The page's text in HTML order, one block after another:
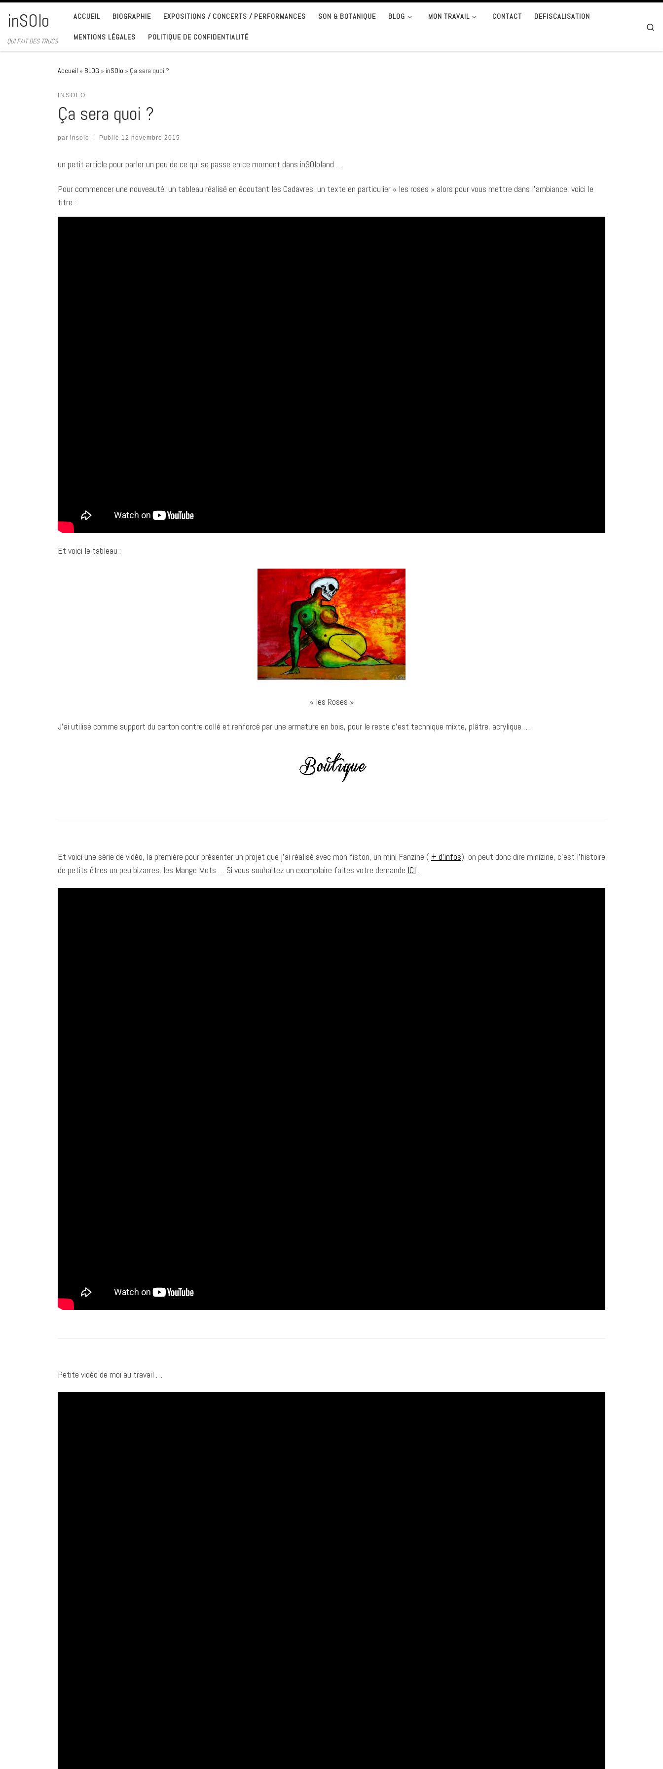
Passer au contenu
inSOlo
QUI FAIT DES TRUCS
ACCUEIL BIOGRAPHIE EXPOSITIONS / CONCERTS / PERFORMANCES SON & BOTANIQUE BLOG MON TRAVAIL CONTACT DEFISCALISATION
MENTIONS LÉGALES POLITIQUE DE CONFIDENTIALITÉ
Accueil » BLOG » inSOlo » Ça sera quoi ?
INSOLO
Ça sera quoi ?
par insolo Publié 12 novembre 2015
un petit article pour parler un peu de ce qui se passe en ce moment dans inSOloland …
Pour commencer une nouveauté, un tableau réalisé en écoutant les Cadavres, un texte en particulier « les roses » alors pour vous mettre dans l’ambiance, voici le
titre :
Et voici le tableau :
« les Roses »
J’ai utilisé comme support du carton contre collé et renforcé par une armature en bois, pour le reste c’est technique mixte, plâtre, acrylique …
Et voici une série de vidéo, la première pour présenter un projet que j’ai réalisé avec mon fiston, un mini Fanzine ( + d’infos), on peut donc dire minizine, c’est l’histoire
de petits êtres un peu bizarres, les Mange Mots … Si vous souhaitez un exemplaire faites votre demande ICI .
Petite vidéo de moi au travail …